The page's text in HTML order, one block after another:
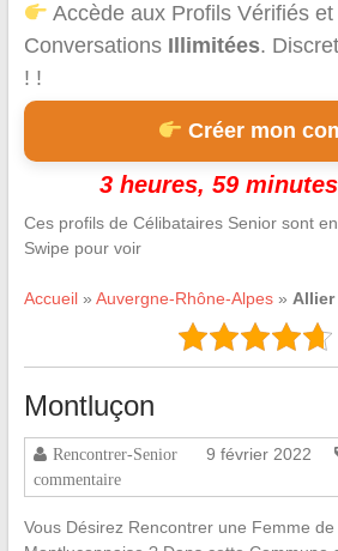
Accède aux Profils Vérifiés
Conversations Illimitées.
! !
Créer mon
3 heures, 59
Ces profils de Célibataires Senior sont
Swipe pour voir
Accueil» Auvergne-Rhône-Alpes» Allier
Montluçon
Rencontrer-Senior 9 février 2022
commentaire
Vous Désirez Rencontrer une Femme de